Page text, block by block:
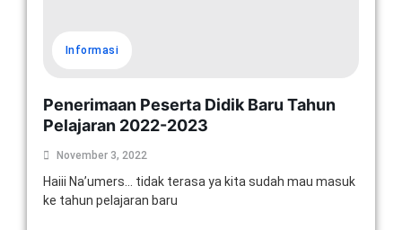
Informasi
Penerimaan Peserta Didik Baru Tahun
Pelajaran 2022-2023
November 3, 2022
Haiii Na’umers… tidak terasa ya kita sudah mau masuk
ke tahun pelajaran baru